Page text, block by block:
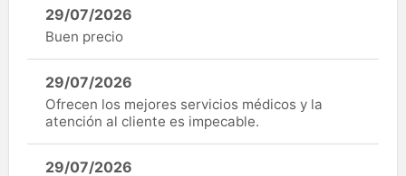
29/07/2026
Buen precio
29/07/2026
Ofrecen los mejores servicios médicos y la
atención al cliente es impecable.
29/07/2026